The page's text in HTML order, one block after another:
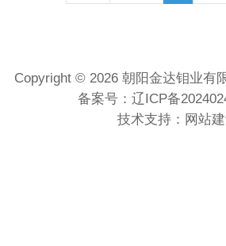
Copyright © 2026 朝阳金达钼业有
备案号： 辽ICP备
技术支持： 网站